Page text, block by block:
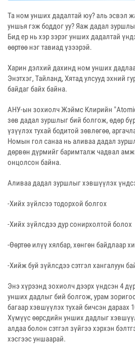
Та ном унших дадалтай юу? аль эсвэл
уншья гэж боддог уу? Яаж дадал
Бид ер нь хэр зэрэг унших дадалтай
өөртөө нэг тавиад үзээрэй.
Харин дэлхий дахинд ном унших
Энэтхэг, Тайланд, Хятад улсууд эхний
байдаг байх байна.
АНУ-ын зохиолч Жэймс Клирийн
зөв дадал зуршлыг бий болгож, өдөр
үзүүлэх тухай бодитой зөвлөгөө,
Номын гол санаа нь аливаа дадал
дөрвөн дүрмийг баримталж чадвал
онцолсон байна.
Аливаа дадал зуршлыг хэвшүүлэх
-Хийх зүйлсээ тодорхой болгох
-Хийх зүйлсдээ дур сонирхолтой болох
-Өөртөө илүү хялбар, хөнгөн байдлаар
-Хийж буй зүйлсдээ сэтгэл хангалуун
Энэ хүрээнд зохиолч дээрх үндсэн 4
унших дадлыг бий болгож, урам
багаар хэвшүүлэх тухай бичсэн дараах
Хүмүүс өөрсдийн унших дадлыг
алдаа болон сэтгэл зүйгээ хэрхэн
хэсгээс уншаарай.